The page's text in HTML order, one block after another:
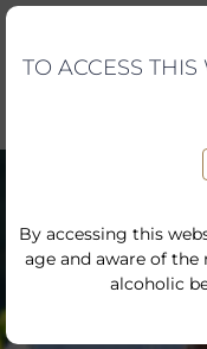
Skip
content
TO ACCESS
By accessing this
age and aware of
alcoholic